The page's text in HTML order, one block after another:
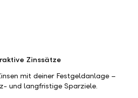
Zinssätze
mit deiner Festgeldanlage –
und langfristige Sparziele.